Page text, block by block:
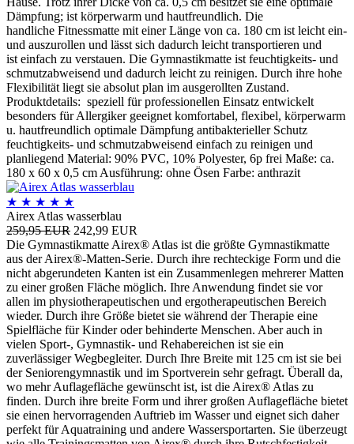
Dämpfung; ist körperwarm und hautfreundlich. Die
handliche Fitnessmatte mit einer Länge von ca. 180 cm ist leicht ein-
und auszurollen und lässt sich dadurch leicht transportieren und
ist einfach zu verstauen. Die Gymnastikmatte ist feuchtigkeits- und
schmutzabweisend und dadurch leicht zu reinigen. Durch ihre hohe
Flexibilität liegt sie absolut plan im ausgerollten Zustand.
Produktdetails: speziell für professionellen Einsatz entwickelt
besonders für Allergiker geeignet komfortabel, flexibel, körperwarm
u. hautfreundlich optimale Dämpfung antibakterieller Schutz
feuchtigkeits- und schmutzabweisend einfach zu reinigen und
planliegend Material: 90% PVC, 10% Polyester, 6p frei Maße: ca.
180 x 60 x 0,5 cm Ausführung: ohne Ösen Farbe: anthrazit
★ ★ ★ ★ ★
Airex Atlas wasserblau
259,95 EUR 242,99 EUR
Die Gymnastikmatte Airex® Atlas ist die größte Gymnastikmatte
aus der Airex®-Matten-Serie. Durch ihre rechteckige Form und die
nicht abgerundeten Kanten ist ein Zusammenlegen mehrerer Matten
zu einer großen Fläche möglich. Ihre Anwendung findet sie vor
allen im physiotherapeutischen und ergotherapeutischen Bereich
wieder. Durch ihre Größe bietet sie während der Therapie eine
Spielfläche für Kinder oder behinderte Menschen. Aber auch in
vielen Sport-, Gymnastik- und Rehabereichen ist sie ein
zuverlässiger Wegbegleiter. Durch Ihre Breite mit 125 cm ist sie bei
der Seniorengymnastik und im Sportverein sehr gefragt. Überall da,
wo mehr Auflagefläche gewünscht ist, ist die Airex® Atlas zu
finden. Durch ihre breite Form und ihrer großen Auflagefläche bietet
sie einen hervorragenden Auftrieb im Wasser und eignet sich daher
perfekt für Aquatraining und andere Wassersportarten. Sie überzeugt